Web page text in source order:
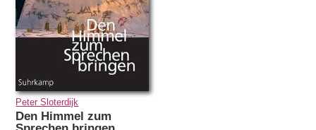
Peter Sloterdijk
Den Himmel zum